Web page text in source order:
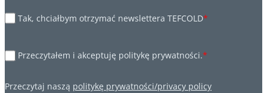
Tak, chciałbym otrzymać newslettera TEFCOLD*
Przeczytałem i akceptuję politykę prywatności.*
Przeczytaj naszą politykę prywatności/privacy policy